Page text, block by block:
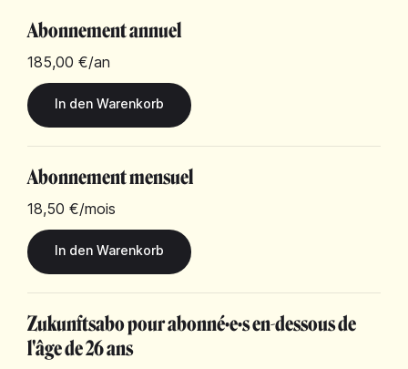
Abonnement annuel
185,00 €/an
Abonnement mensuel
18,50 €/mois
Zukunftsabo pour abonné·e·s en-dessous de
l'âge de 26 ans